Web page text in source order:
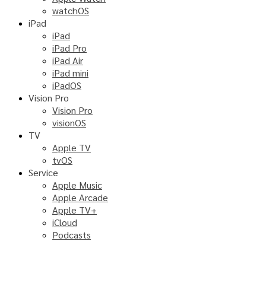
watchOS
iPad
iPad
iPad Pro
iPad Air
iPad mini
iPadOS
Vision Pro
Vision Pro
visionOS
TV
Apple TV
tvOS
Service
Apple Music
Apple Arcade
Apple TV+
iCloud
Podcasts